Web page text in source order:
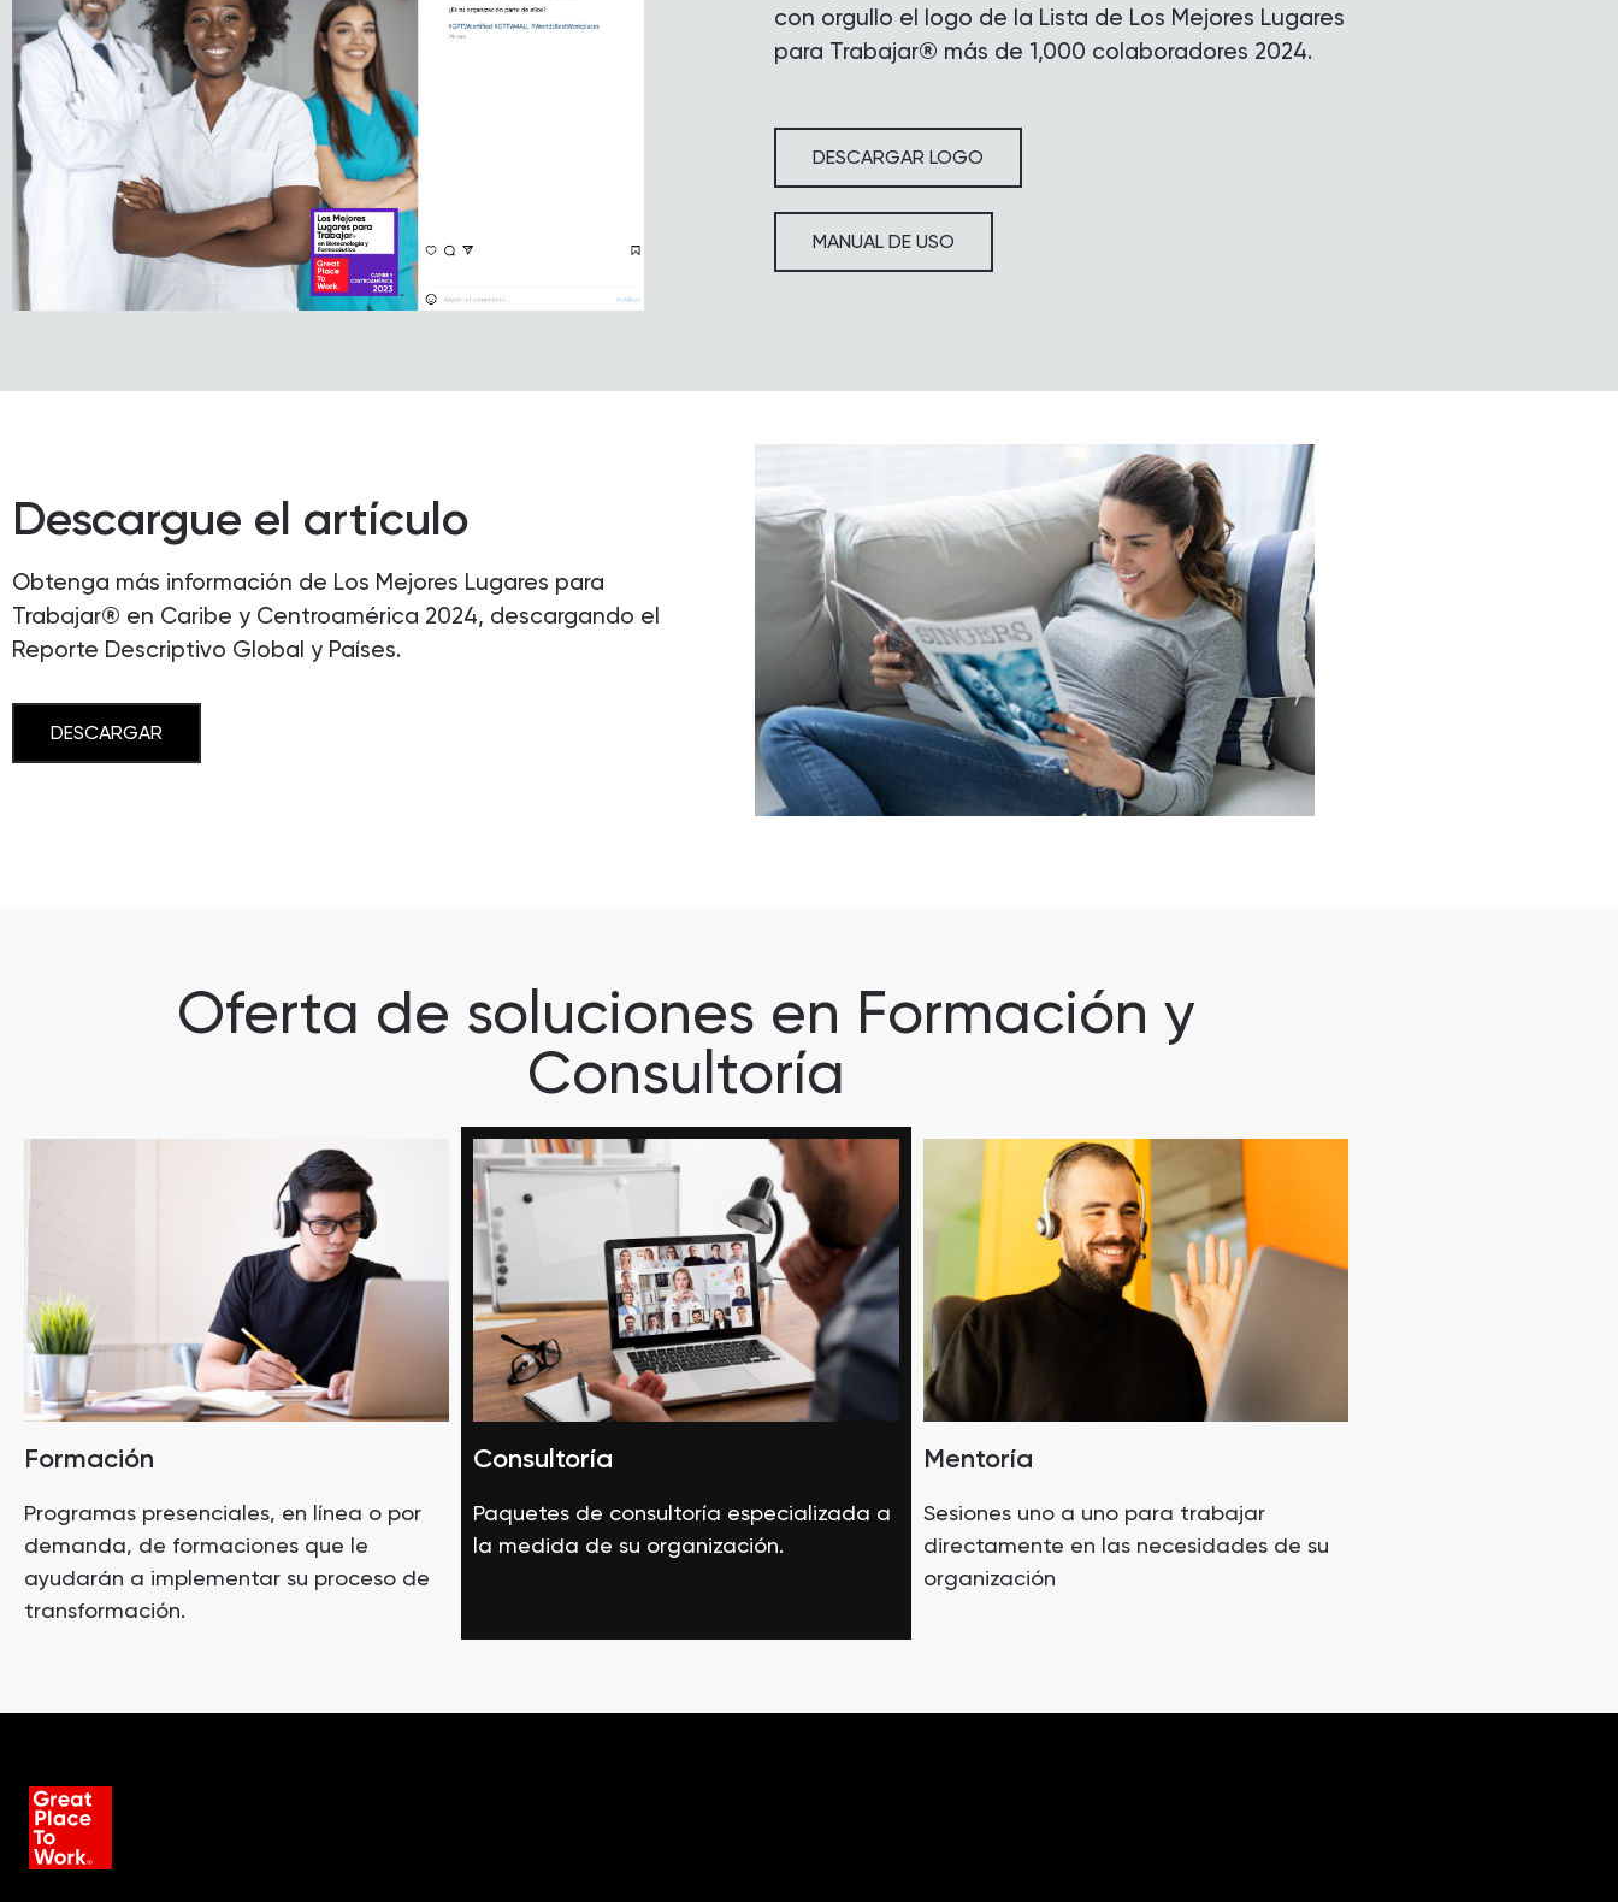
con orgullo el logo de la Lista de Los Mejores Lugares
para Trabajar® más de 1,000 colaboradores 2024.
DESCARGAR LOGO
MANUAL DE USO
Descargue el artículo
Obtenga más información de Los Mejores Lugares para
Trabajar® en Caribe y Centroamérica 2024, descargando el
Reporte Descriptivo Global y Países.
DESCARGAR
Oferta de soluciones en Formación y
Consultoría
Formación
Programas presenciales, en línea o por
demanda, de formaciones que le
ayudarán a implementar su proceso de
transformación.
Consultoría
Paquetes de consultoría especializada a
la medida de su organización.
Mentoría
Sesiones uno a uno para trabajar
directamente en las necesidades de su
organización